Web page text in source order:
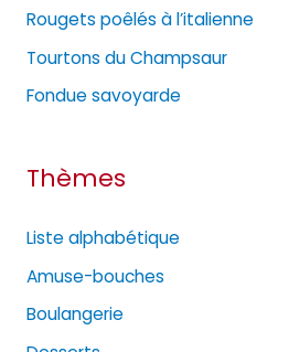
i
e
s
Rougets poêlés à l’italienne
Tourtons du Champsaur
Fondue savoyarde
Thèmes
Liste alphabétique
Amuse-bouches
Boulangerie